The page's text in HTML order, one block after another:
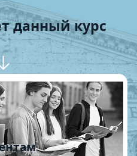
данный курс